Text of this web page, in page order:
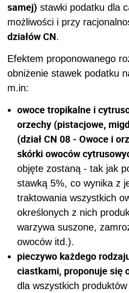
samej) stawki podatku dla
możliwości i przy
działów CN.
Efektem proponowanego
obniżenie stawek podatku
m.in:
owoce tropikalne i
orzechy (pistacjowe,
(dział CN 08 - Owoce i
skórki owoców
objęte zostaną - tak jak
stawką 5%, co wynika z
traktowania wszystkich
określonych z nich
warzywa suszone,
owoców itd.).
pieczywo każdego
ciastkami, proponuje się
dla wszystkich produktów